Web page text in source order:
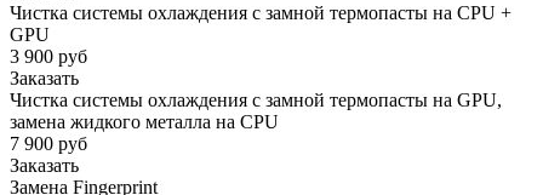
Чистка системы охлаждения с замной термопасты на CPU +
GPU
3 900 руб
Заказать
Чистка системы охлаждения с замной термопасты на GPU,
замена жидкого металла на CPU
7 900 руб
Заказать
Замена Fingerprint